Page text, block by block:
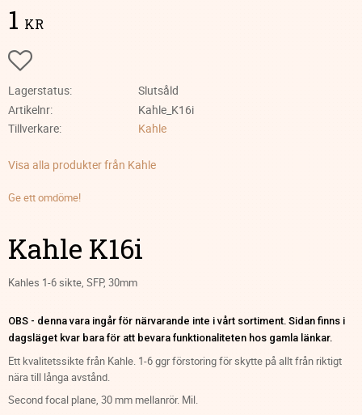
1 KR
Lägg till i favoriter
Lagerstatus
Slutsåld
Artikelnr
Kahle_K16i
Tillverkare
Kahle
Visa alla produkter från Kahle
Ge ett omdöme!
Kahle K16i
Kahles 1-6 sikte, SFP, 30mm
OBS - denna vara ingår för närvarande inte i vårt sortiment. Sidan finns i
dagsläget kvar bara för att bevara funktionaliteten hos gamla länkar.
Ett kvalitetssikte från Kahle. 1-6 ggr förstoring för skytte på allt från riktigt
nära till långa avstånd.
Second focal plane, 30 mm mellanrör. Mil.